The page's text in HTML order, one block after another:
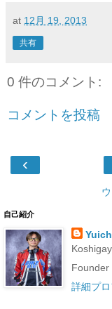
at 12月 19, 2013
共有
0 件のコメント:
コメントを投稿
‹
自己紹介
Founder
詳細プ